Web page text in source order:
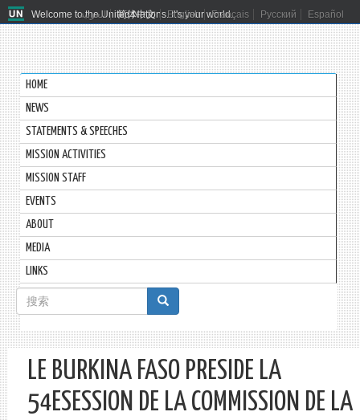
Welcome to the United Nations. It's your world.
العربية 简体中文 English Français Русский Español
HOME
NEWS
STATEMENTS & SPEECHES
MISSION ACTIVITIES
MISSION STAFF
EVENTS
ABOUT
MEDIA
LINKS
搜
索
表
单
搜索
LE BURKINA FASO PRESIDE LA
54ESESSION DE LA COMMISSION DE LA